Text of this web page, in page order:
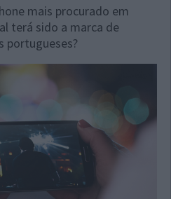
mais procurado em
terá sido a marca de
portugueses?